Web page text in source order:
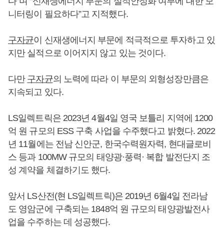
니터링이 필요하다”고 지적했다.
구자균이 신재생에너지 부문에 적극적으로 투자하고 있
지만 실적으로 이어지지 않고 있는 것이다.
다만 구자균의 노력에 따라 이 부문의 외형성장만큼은
지속되고 있다.
LS일렉트릭은 2023년 4월4일 영국 보틀리 지역에 1200
억 원 규모의 ESS 구축 사업을 수주했다고 밝혔다. 2022
년 11월에는 전남 신안군, 한국수력원자력, 현대글로비
스 등과 100MW 규모의 태양광·풍력· 복합 발전단지 조
성 계약을 체결하기도 했다.
앞서 LS산전(현 LS일렉트릭)은 2019년 6월4일 전라남
도 영암군에 구축되는 1848억 원 규모의 태양광발전사
업을 수주하는 데 성공했다.